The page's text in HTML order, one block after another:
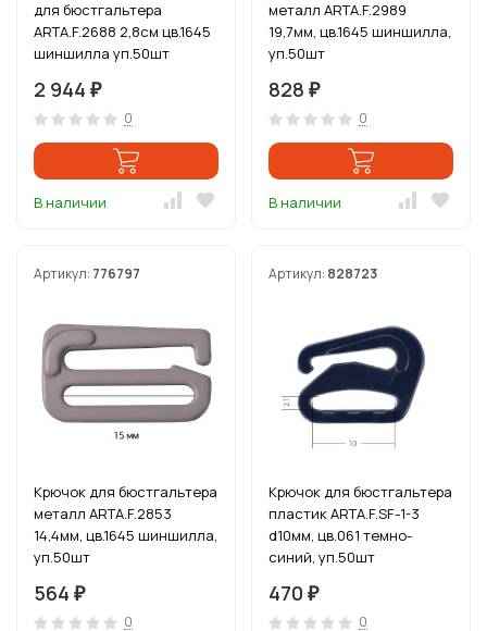
для бюстгальтера
ARTA.F.2688 2,8см цв.1645
шиншилла уп.50шт
2 944 ₽
0
В наличии
металл ARTA.F.2989
19,7мм, цв.1645 шиншилла,
уп.50шт
828 ₽
0
В наличии
Артикул: 776797
Крючок для бюстгальтера
металл ARTA.F.2853
14,4мм, цв.1645 шиншилла,
уп.50шт
564 ₽
0
Артикул: 828723
Крючок для бюстгальтера
пластик ARTA.F.SF-1-3
d10мм, цв.061 темно-
синий, уп.50шт
470 ₽
0